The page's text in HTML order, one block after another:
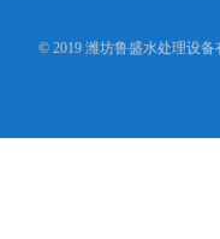
© 2019 潍坊鲁盛水处理设备